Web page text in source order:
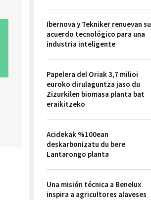
Ibernova y Tekniker renuevan su
acuerdo tecnológico para una
industria inteligente
Papelera del Oriak 3,7 milioi
euroko dirulaguntza jaso du
Zizurkilen biomasa planta bat
eraikitzeko
Acidekak %100ean
deskarbonizatu du bere
Lantarongo planta
Una misión técnica a Benelux
inspira a agricultores alaveses